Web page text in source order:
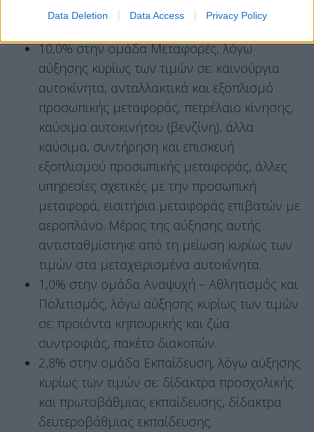
Data Deletion Data Access Privacy Policy
μείωση κυρίως των τιμών στα φαρμακευτικά
10,0% στην ομάδα Μεταφορές, λόγω
αύξησης κυρίως των τιμών σε: καινούργια
αυτοκίνητα, ανταλλακτικά και εξοπλισμό
προσωπικής μεταφοράς, πετρέλαιο κίνησης,
καύσιμα αυτοκινήτου (βενζίνη), άλλα
καύσιμα, συντήρηση και επισκευή
εξοπλισμού προσωπικής μεταφοράς, άλλες
υπηρεσίες σχετικές με την προσωπική
μεταφορά, εισιτήρια μεταφοράς επιβατών με
αεροπλάνο. Μέρος της αύξησης αυτής
αντισταθμίστηκε από τη μείωση κυρίως των
τιμών στα μεταχειρισμένα αυτοκίνητα.
1,0% στην ομάδα Αναψυχή – Αθλητισμός και
Πολιτισμός, λόγω αύξησης κυρίως των τιμών
σε: προϊόντα κηπουρικής και ζώα
συντροφιάς, πακέτο διακοπών.
2,8% στην ομάδα Εκπαίδευση, λόγω αύξησης
κυρίως των τιμών σε: δίδακτρα προσχολικής
και πρωτοβάθμιας εκπαίδευσης, δίδακτρα
δευτεροβάθμιας εκπαίδευσης.